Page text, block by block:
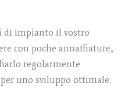
di impianto il vostro
con poche annaffiature,
regolarmente
uno sviluppo ottimale.